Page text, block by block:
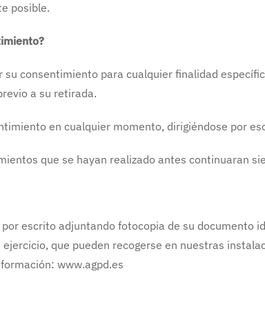
posible.
consentimiento para cualquier finalidad
a su retirada.
en cualquier momento, dirigiéndose por
que se hayan realizado antes continuaran
escrito adjuntando fotocopia de su
que pueden recogerse en nuestras
www.agpd.es